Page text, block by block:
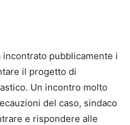
incontrato pubblicamente i
il progetto di
Un incontro molto
del caso, sindaco
e rispondere alle